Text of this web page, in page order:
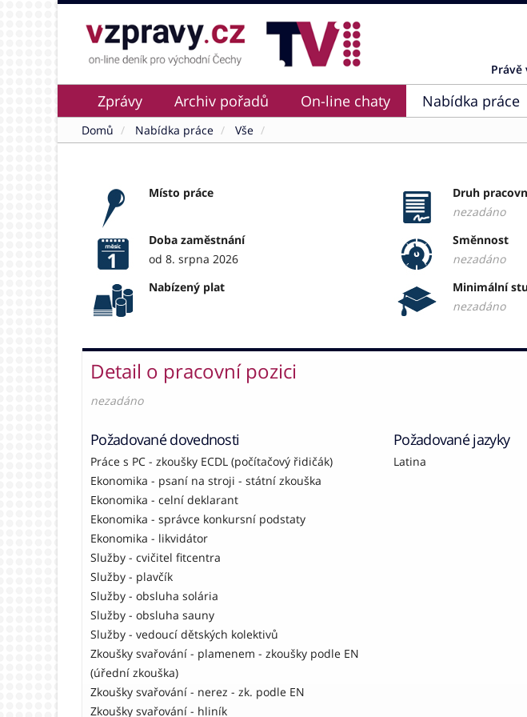
Právě
Zprávy Archiv pořadů On-line chaty Nabídka práce
Domů Nabídka práce Vše
Místo práce
Druh
nezadáno
Doba zaměstnání
od 8. srpna 2026
Směnnost
nezadáno
Nabízený plat
Minimální
nezadáno
Detail o pracovní pozici
nezadáno
Požadované dovednosti
Práce s PC - zkoušky ECDL (počítačový řidičák)
Ekonomika - psaní na stroji - státní zkouška
Ekonomika - celní deklarant
Ekonomika - správce konkursní podstaty
Ekonomika - likvidátor
Služby - cvičitel fitcentra
Služby - plavčík
Služby - obsluha solária
Služby - obsluha sauny
Služby - vedoucí dětských kolektivů
Zkoušky svařování - plamenem - zkoušky podle EN
(úřední zkouška)
Zkoušky svařování - nerez - zk. podle EN
Zkoušky svařování - hliník
Požadované jazyky
Latina